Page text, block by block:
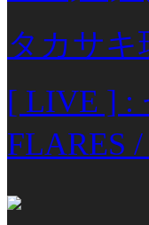
タカサキ
[ LIVE ] :
FLARES